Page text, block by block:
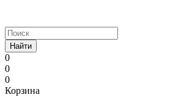
Найти
0
0
0
Корзина